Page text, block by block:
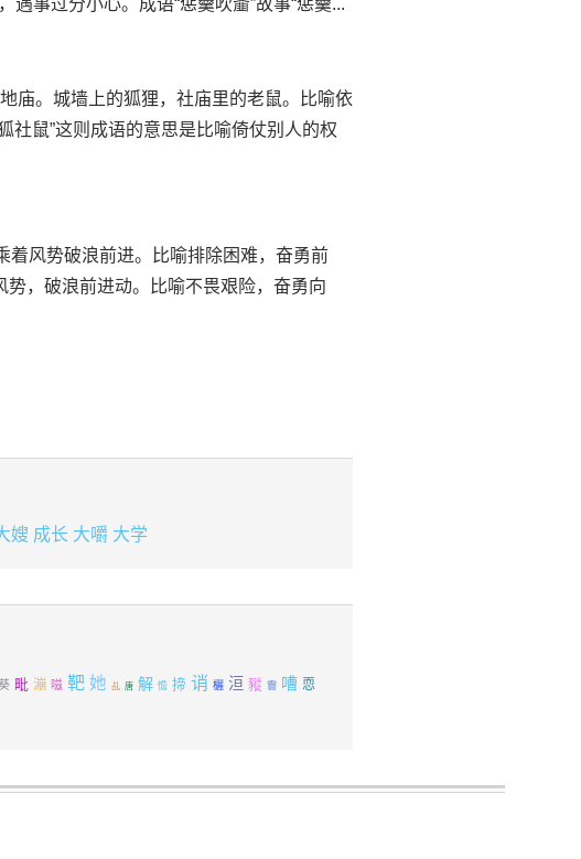
事过分小心。成语“惩羹吹齑”故事“惩羹...
庙。城墙上的狐狸，社庙里的老鼠。比喻依
社鼠”这则成语的意思是比喻倚仗别人的权
着风势破浪前进。比喻排除困难，奋勇前
势，破浪前进动。比喻不畏艰险，奋勇向
嫂 成长 大嚼 大学
毗 漰 嗞 靶 她 乩 唐 解 憺 揥 诮 欐 洹 豵 霫 嘈 恧